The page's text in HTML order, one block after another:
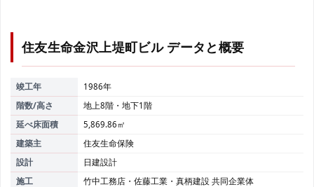
住友生命金沢上堤町ビルデータと概要
竣工年
1986年
階数/高さ
地上8階・地下1階
延べ床面積
5,869.86㎡
建築主
住友生命保険
設計
日建設計
施工
竹中工務店・佐藤工業・真柄建設 共同企業体